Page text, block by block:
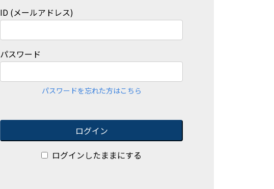
ID (メールアドレス)
パスワード
パスワードを忘れた方はこちら
ログイン
ログインしたままにする